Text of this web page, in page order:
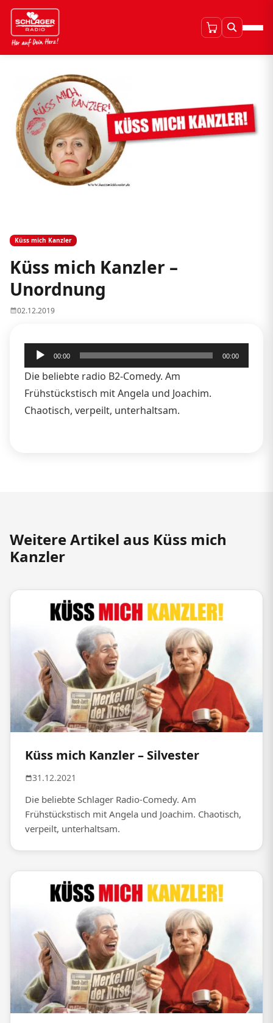
Küss mich Kanzler
Küss mich Kanzler –
Unordnung
02.12.2019
Audio-
Player
00:00 00:00
Die beliebte radio B2-Comedy. Am
Frühstückstisch mit Angela und Joachim.
Chaotisch, verpeilt, unterhaltsam.
Weitere Artikel aus Küss mich
Kanzler
Küss mich Kanzler – Silvester
31.12.2021
Die beliebte Schlager Radio-Comedy. Am
Frühstückstisch mit Angela und Joachim. Chaotisch,
verpeilt, unterhaltsam.